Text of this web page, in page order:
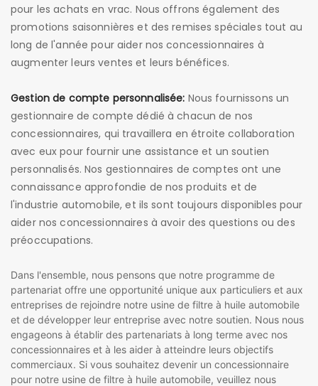
pour les achats en vrac. Nous offrons également des
promotions saisonnières et des remises spéciales tout au
long de l'année pour aider nos concessionnaires à
augmenter leurs ventes et leurs bénéfices.
Gestion de compte personnalisée: Nous fournissons un
gestionnaire de compte dédié à chacun de nos
concessionnaires, qui travaillera en étroite collaboration
avec eux pour fournir une assistance et un soutien
personnalisés. Nos gestionnaires de comptes ont une
connaissance approfondie de nos produits et de
l'industrie automobile, et ils sont toujours disponibles pour
aider nos concessionnaires à avoir des questions ou des
préoccupations.
Dans l'ensemble, nous pensons que notre programme de
partenariat offre une opportunité unique aux particuliers et aux
entreprises de rejoindre notre usine de filtre à huile automobile
et de développer leur entreprise avec notre soutien. Nous nous
engageons à établir des partenariats à long terme avec nos
concessionnaires et à les aider à atteindre leurs objectifs
commerciaux. Si vous souhaitez devenir un concessionnaire
pour notre usine de filtre à huile automobile, veuillez nous